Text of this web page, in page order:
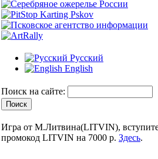
Русский
English
Поиск на сайте:
Игра от М.Литвина(LITVIN),
промокод LITVIN на 7000 р. Здесь.